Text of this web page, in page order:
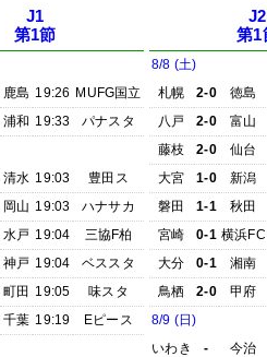
J1
第1節
鹿島 19:26 MUFG国立
浦和 19:33
パナスタ
清水 19:03
豊田ス
岡山 19:03
ハナサカ
水戸 19:04
三協F柏
神戸 19:04
ベススタ
町田 19:05
味スタ
千葉 19:19
Eピース
J2
第1
8/8 (土)
札幌
2-0
徳島
八戸
2-0
富山
藤枝
2-0
仙台
大宮
1-0
新潟
磐田
1-1
秋田
宮崎
0-1 横浜FC
大分
0-1
湘南
鳥栖
2-0
甲府
8/9 (日)
いわき
-
今治